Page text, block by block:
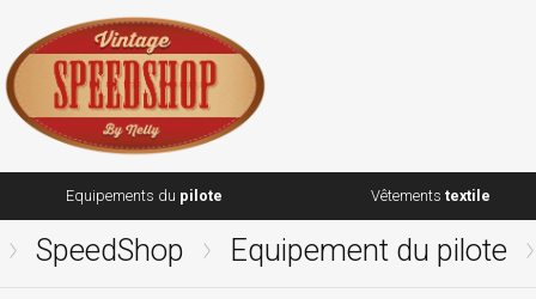
Equipements du pilote Vêtements textile
SpeedShop Equipement du pilote